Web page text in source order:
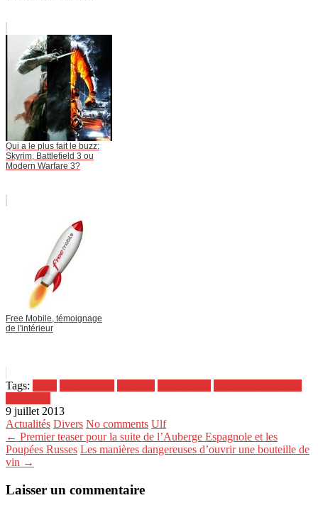
Qui a le plus fait le buzz:
Skyrim, Battlefield 3 ou
Modern Warfare 3?
Free Mobile, témoignage
de l'intérieur
Tags:
9 juillet 2013
Actualités Divers No comments Ulf
← Premier teaser pour la suite de l’Auberge Espagnole et les
Poupées Russes Les manières dangereuses d’ouvrir une bouteille de
vin →
Laisser un commentaire